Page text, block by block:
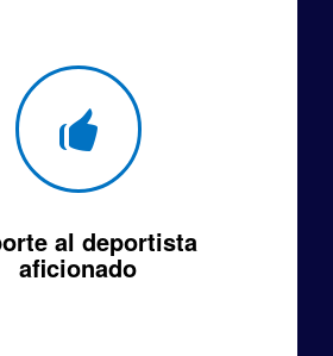
al deportista
aficionado